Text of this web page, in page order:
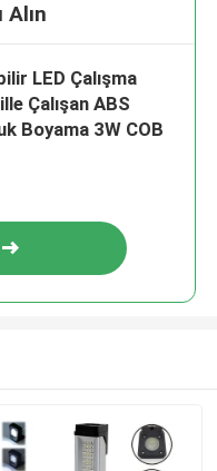
Alın
LED Çalışma
Çalışan ABS
Boyama 3W COB